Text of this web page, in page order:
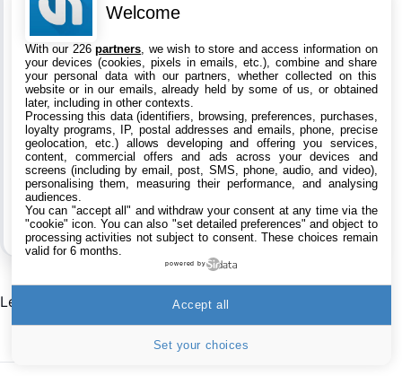
préférais ceux d’avant! Cette montre la, on dirait
une vraie montre… Je préférais le concept d’un
bracelet. Et pour le prix, vu qu’Apple vent des
iPhones 64 Go entre 800 et 900 €, ça ne
m’étonne pas que l’iWatch soir a 1000 dollars.
Après, si l’iWatch est sublime, qu’elle a vraiment
énormément de fonctionnalité utiles, pourquoi
pas!
Les commentaires sont fermés.
Welcome
With our 226partners , we wish to store and access information on
your devices (cookies, pixels in emails, etc.), combine and share
your personal data with our partners, whether collected on this
website or in our emails, already held by some of us, or obtained
later, including in other contexts.
Processing this data (identifiers, browsing, preferences, purchases,
loyalty programs, IP, postal addresses and emails, phone, precise
geolocation, etc.) allows developing and offering you services,
content, commercial offers and ads across your devices and
screens (including by email, post, SMS, phone, audio, and video),
personalising them, measuring their performance, and analysing
audiences.
You can "accept all" and withdraw your consent at any time via the
"cookie" icon. You can also "set detailed preferences" and object to
processing activities not subject to consent. These choices remain
valid for 6 months.
powered by
Set your choices
Accept all